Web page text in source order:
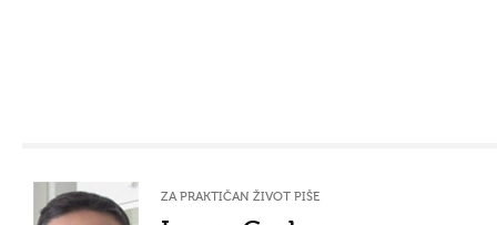
ZA PRAKTIČAN ŽIVOT PIŠE